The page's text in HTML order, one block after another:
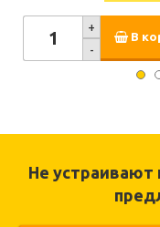
+
-
В
Не устраивают